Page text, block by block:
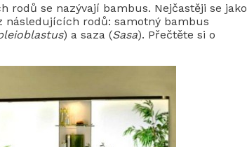
se nazývají bambus. Nejčastěji se jako
následujících rodů: samotný bambus
) a saza (Sasa). Přečtěte si o